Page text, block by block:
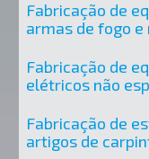
Fabricação de
armas de fogo e
Fabricação de
elétricos não
Fabricação de
artigos de